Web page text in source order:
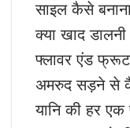
साइल कैसे
क्या खाद
फ्लावर एंड फ्रूट
अमरुद सड़ने से
यानि की हर